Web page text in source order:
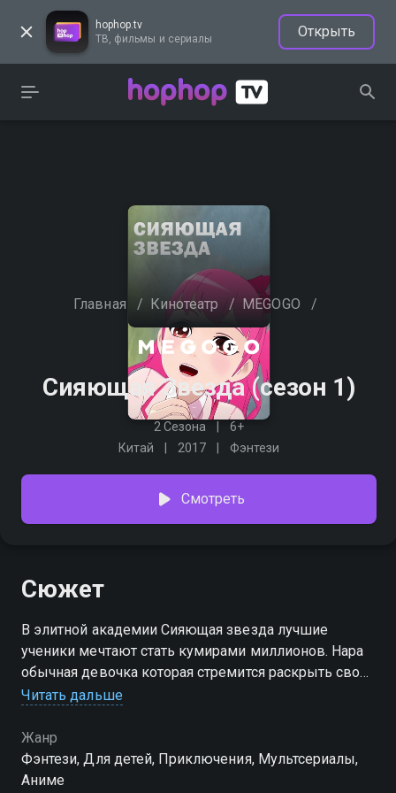
hophop.tv
ТВ, фильмы и сериалы
Открыть
Главная / Кинотеатр / MEGOGO /
Сияющая Звезда (сезон 1)
2 Сезона
6+
Китай
2017 Фэнтези
Смотреть
Сюжет
В элитной академии Сияющая звезда лучшие
ученики мечтают стать кумирами миллионов. Нара
обычная девочка которая стремится раскрыть свой
талант. Она объединяется с подругами, чтобы
успеху героинь ждут серьезные репетиции и
непростые испытания на прочность. Это
вдохновляющая история о том как важно верить в
Читать дальше
Жанр
Фэнтези, Для детей, Приключения, Мультсериалы,
Аниме